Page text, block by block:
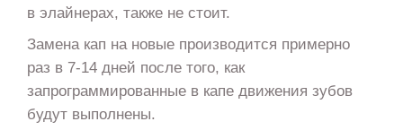
в элайнерах, также не стоит.
Замена кап на новые производится примерно
раз в 7-14 дней после того, как
запрограммированные в капе движения зубов
будут выполнены.